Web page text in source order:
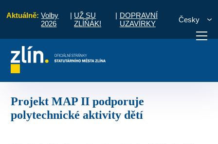
Aktuálně: Volby
2026
| UŽ SU
ZLÍŇÁK!
| DOPRAVNÍ
UZAVÍRKY
Česky
vyřídit Potřebuji zaplatit
Projekt MAP II podporuje
polytechnické aktivity dětí